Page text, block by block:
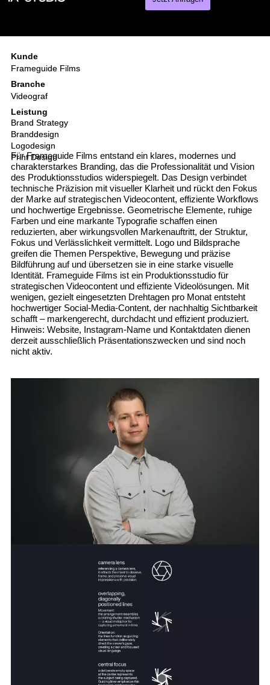
Kunde
Frameguide Films
Branche
Videograf
Leistung
Brand Strategy
Branddesign
Logodesign
Print Design
Für Frameguide Films entstand ein klares, modernes und
charakterstarkes Branding, das die Professionalität und Vision
des Produktionsstudios widerspiegelt. Das Design verbindet
technische Präzision mit visueller Klarheit und rückt den Fokus
der Marke auf strategischen Videocontent, effiziente Workflows
und hochwertige Ergebnisse. Geometrische Elemente, ruhige
Farben und eine markante Typografie schaffen einen
reduzierten, aber wirkungsvollen Markenauftritt, der Struktur,
Fokus und Verlässlichkeit vermittelt. Logo und Bildsprache
greifen die Themen Perspektive, Bewegung und präzise
Bildführung auf und übersetzen sie in eine starke visuelle
Identität. Frameguide Films ist ein Produktionsstudio für
strategischen Videocontent und effiziente Videolösungen. Mit
wenigen, gezielt eingesetzten Drehtagen pro Monat entsteht
hochwertiger Social-Media-Content, der nachhaltig Sichtbarkeit
schafft – markengerecht, durchdacht und effizient produziert.
Hinweis: Website, Instagram-Name und Kontaktdaten dienen
derzeit ausschließlich Präsentationszwecken und sind noch
nicht aktiv.